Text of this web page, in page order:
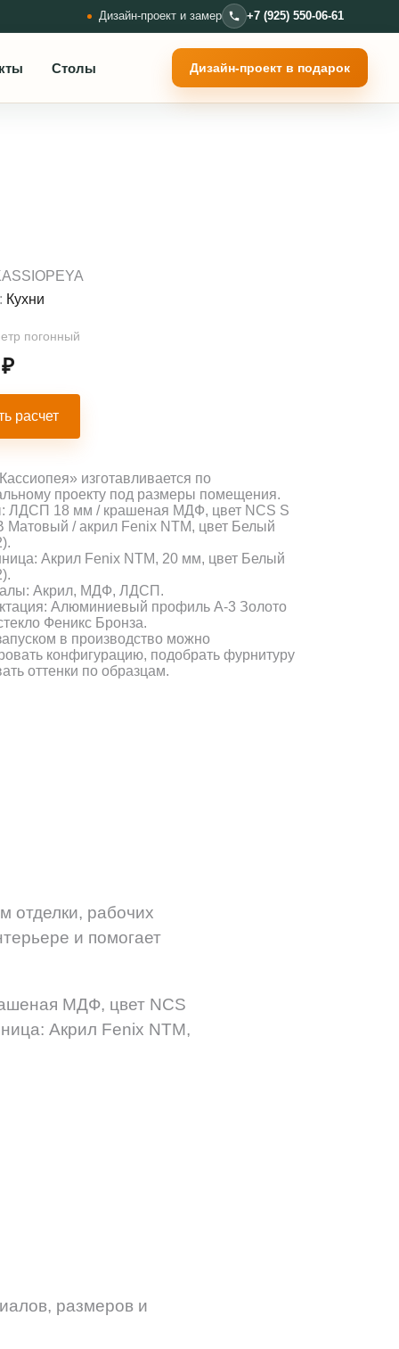
Дизайн-проект и замер +7 (925) 550-06-61
Столы Дизайн-проект в подарок
Кухни
погонный
₽
расчет
изготавливается по
проекту под размеры помещения.
ЛДСП 18 мм / крашеная МДФ, цвет NCS S
Матовый / акрил Fenix NTM, цвет Белый
Акрил Fenix NTM, 20 мм, цвет Белый
Акрил, МДФ, ЛДСП.
Алюминиевый профиль А-3 Золото
Феникс Бронза.
в производство можно
конфигурацию, подобрать фурнитуру
оттенки по образцам.
отделки, рабочих
и помогает
МДФ, цвет NCS
Акрил Fenix NTM,
размеров и